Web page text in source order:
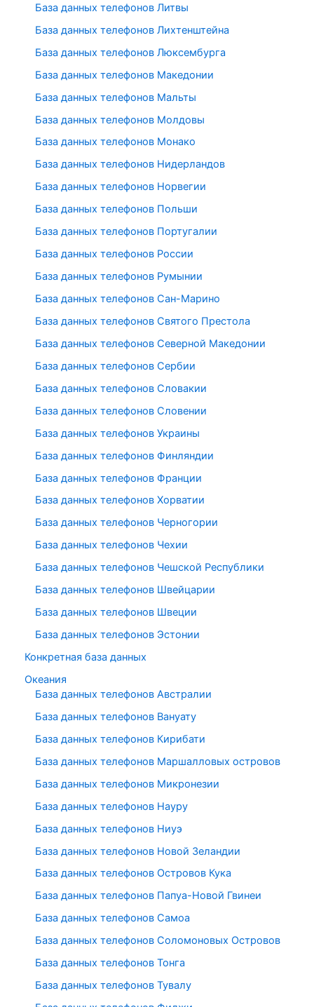
База данных телефонов Литвы
База данных телефонов Лихтенштейна
База данных телефонов Люксембурга
База данных телефонов Македонии
База данных телефонов Мальты
База данных телефонов Молдовы
База данных телефонов Монако
База данных телефонов Нидерландов
База данных телефонов Норвегии
База данных телефонов Польши
База данных телефонов Португалии
База данных телефонов России
База данных телефонов Румынии
База данных телефонов Сан-Марино
База данных телефонов Святого Престола
База данных телефонов Северной Македонии
База данных телефонов Сербии
База данных телефонов Словакии
База данных телефонов Словении
База данных телефонов Украины
База данных телефонов Финляндии
База данных телефонов Франции
База данных телефонов Хорватии
База данных телефонов Черногории
База данных телефонов Чехии
База данных телефонов Чешской Республики
База данных телефонов Швейцарии
База данных телефонов Швеции
База данных телефонов Эстонии
Конкретная база данных
Океания
База данных телефонов Австралии
База данных телефонов Вануату
База данных телефонов Кирибати
База данных телефонов Маршалловых островов
База данных телефонов Микронезии
База данных телефонов Науру
База данных телефонов Ниуэ
База данных телефонов Новой Зеландии
База данных телефонов Островов Кука
База данных телефонов Папуа-Новой Гвинеи
База данных телефонов Самоа
База данных телефонов Соломоновых Островов
База данных телефонов Тонга
База данных телефонов Тувалу